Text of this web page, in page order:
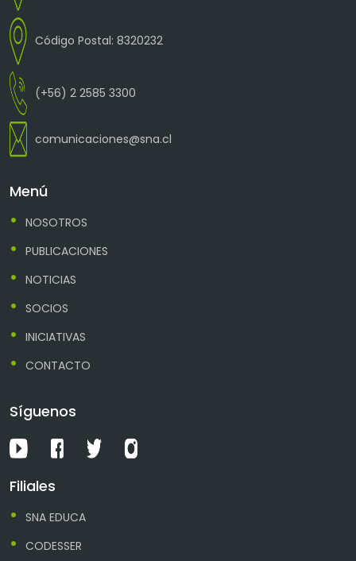
Código Postal: 8320232
(+56) 2 2585 3300
comunicaciones@sna.cl
Menú
NOSOTROS
PUBLICACIONES
NOTICIAS
SOCIOS
INICIATIVAS
CONTACTO
Síguenos
Filiales
SNA EDUCA
CODESSER